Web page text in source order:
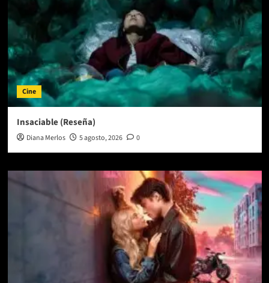
Cine
Insaciable (Reseña)
Diana Merlos 5 agosto, 2026 0